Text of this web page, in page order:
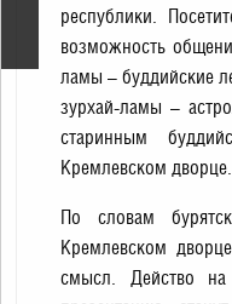
балет" (перенос на 9
республики.
возможность
ламы – буддийские
зурхай-ламы –
старинным
Кремлевском дворце.
По словам
Кремлевском
смысл. Действо